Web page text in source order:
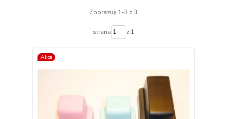
Zobrazuji 1-3 z 3
strana z 1
Akce